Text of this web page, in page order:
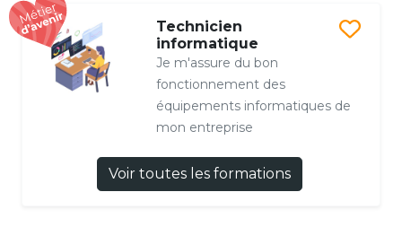
Technicien
informatique
Je m'assure du bon
fonctionnement des
équipements informatiques de
mon entreprise
Voir toutes les formations